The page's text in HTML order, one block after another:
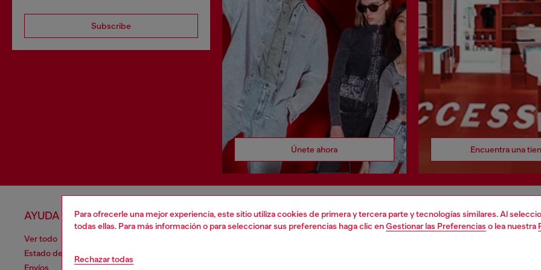
Para ofrecerle una mejor experiencia, este sitio utiliza cookies de primera y tercera parte y tecnologías similares. Al
todas ellas. Para más información o para seleccionar sus preferencias haga clic enGestionar las Preferencias o lea nuestra
Rechazar todas
Subscribe
Únete ahora Encuentra una
AYUDA
Ver todo
Estado de la orden
Envíos
APARTADO LEGAL WORLD OF DIESEL